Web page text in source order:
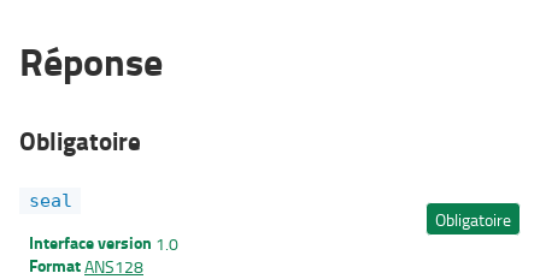
Réponse
Obligatoire
seal
Obligatoire
Interface version 1.0
FormatANS128